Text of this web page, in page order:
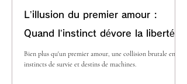
L’illusion du premier amour :
Quand l’instinct dévore la liberté
Bien plus qu'un premier amour, une collision brutale entre
instincts de survie et destins de machines.